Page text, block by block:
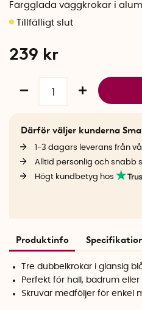
Färgglada väggkrokar i
239 kr
Därför väljer kunderna
1-3 dagars leverans från
Alltid personlig och snabb
Högt kundbetyg hos
Produktinfo
Tre dubbelkrokar i glansig
Perfekt för hall, badrum
Skruvar medföljer för enkel